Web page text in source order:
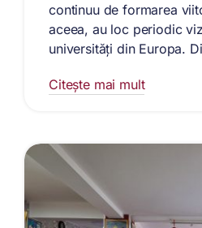
continuu de formarea
aceea, au loc periodic
universități din Europa.
Citește mai mult